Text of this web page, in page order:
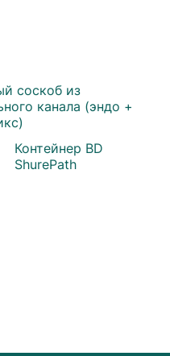
соскоб из
канала (эндо +
Контейнер BD
ShurePath